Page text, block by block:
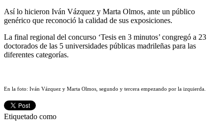
Así lo hicieron Iván Vázquez y Marta Olmos, ante un público
genérico que reconoció la calidad de sus exposiciones.
La final regional del concurso ‘Tesis en 3 minutos’ congregó a 23
doctorados de las 5 universidades públicas madrileñas para las
diferentes categorías.
En la foto: Iván Vázquez y Marta Olmos, segundo y tercera empezando por la izquierda.
Etiquetado como